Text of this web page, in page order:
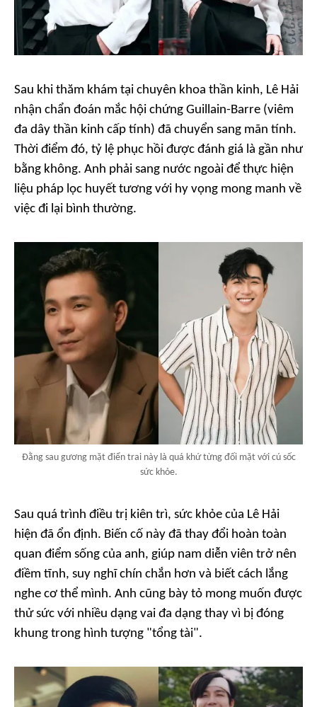
Sau khi thăm khám tại chuyên khoa thần kinh, Lê Hải
nhận chẩn đoán mắc hội chứng Guillain-Barre (viêm
đa dây thần kinh cấp tính) đã chuyển sang mãn tính.
Thời điểm đó, tỷ lệ phục hồi được đánh giá là gần như
bằng không. Anh phải sang nước ngoài để thực hiện
liệu pháp lọc huyết tương với hy vọng mong manh về
việc đi lại bình thường.
Đằng sau gương mặt điển trai này là quá khứ từng đối mặt với cú sốc
sức khỏe.
Sau quá trình điều trị kiên trì, sức khỏe của Lê Hải
hiện đã ổn định. Biến cố này đã thay đổi hoàn toàn
quan điểm sống của anh, giúp nam diễn viên trở nên
điềm tĩnh, suy nghĩ chín chắn hơn và biết cách lắng
nghe cơ thể mình. Anh cũng bày tỏ mong muốn được
thử sức với nhiều dạng vai đa dạng thay vì bị đóng
khung trong hình tượng "tổng tài".